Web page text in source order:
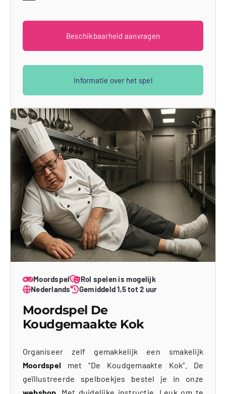
Beschikbaarheid aanvragen
Informatie over het spel
Moordspel
Rol spelen is mogelijk
Nederlands
Gemiddeld 1,5 tot 2 uur
Moordspel De
Koudgemaakte Kok
Organiseer zelf gemakkelijk een smakelijk
Moordspel met “De Koudgemaakte Kok”. De
geïllustreerde spelboekjes bestel je in onze